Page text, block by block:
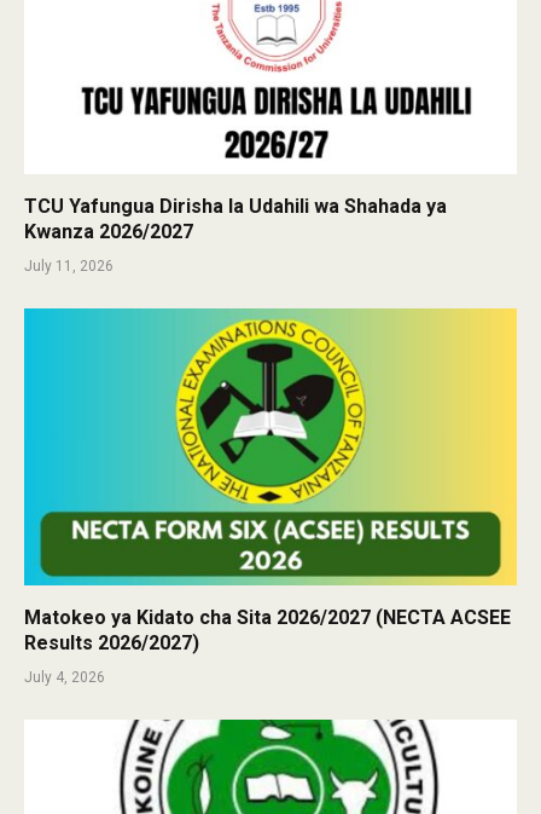
TCU Yafungua Dirisha la Udahili wa Shahada ya
Kwanza 2026/2027
July 11, 2026
Matokeo ya Kidato cha Sita 2026/2027 (NECTA ACSEE
Results 2026/2027)
July 4, 2026